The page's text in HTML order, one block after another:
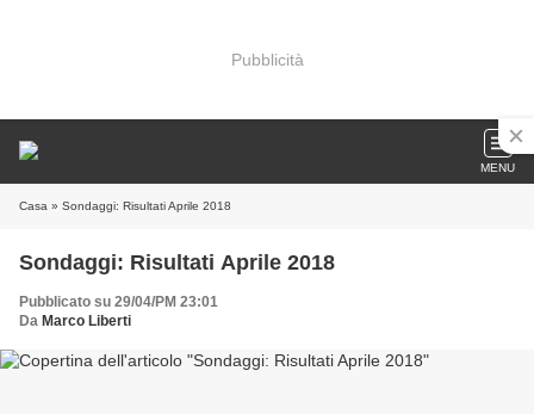
Pubblicità
MENU
Casa » Sondaggi: Risultati Aprile 2018
Sondaggi: Risultati Aprile 2018
Pubblicato su 29/04/PM 23:01
Da Marco Liberti